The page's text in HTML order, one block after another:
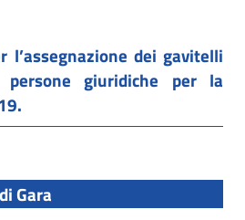
l’assegnazione dei gavitelli
giuridiche per la
Gara